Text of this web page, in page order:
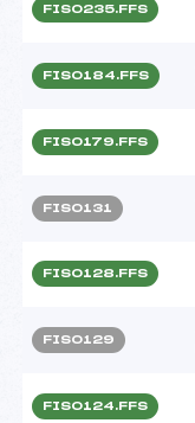
FIS0235.FFS
FIS0184.FFS
FIS0179.FFS
FIS0131
FIS0128.FFS
FIS0129
FIS0124.FFS